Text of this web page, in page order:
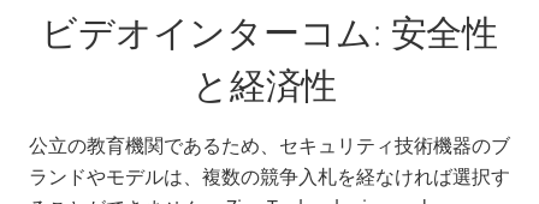
ビデオインターコム: 安全性
と経済性
公立の教育機関であるため、セキュリティ技術機器のブ
ランドやモデルは、複数の競争入札を経なければ選択す